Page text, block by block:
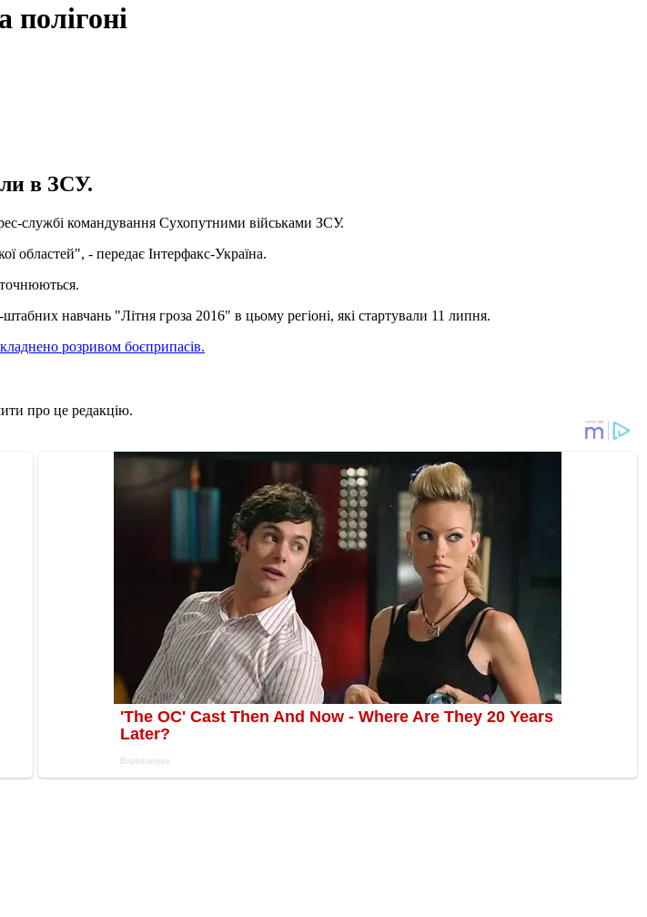
в ЗСУ.
службі командування Сухопутними військами ЗСУ.
областей", - передає Інтерфакс-Україна.
навчань "Літня гроза 2016" в цьому регіоні, які стартували 11 липня.
розривом боєприпасів.
про це редакцію.